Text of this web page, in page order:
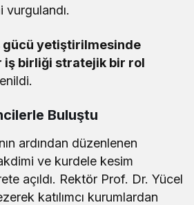
vurgulandı.
gücü yetiştirilmesinde
birliği stratejik bir rol
Buluştu
ardından düzenlenen
ve kurdele kesim
açıldı. Rektör Prof. Dr. Yücel
katılımcı kurumlardan